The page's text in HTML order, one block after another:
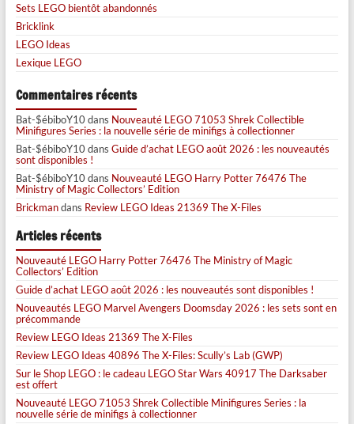
Sets LEGO bientôt abandonnés
Bricklink
LEGO Ideas
Lexique LEGO
Commentaires récents
Bat-$ébiboY10dans Nouveauté LEGO 71053 Shrek Collectible
Minifigures Series : la nouvelle série de minifigs à collectionner
Bat-$ébiboY10dans Guide d’achat LEGO août 2026 : les nouveautés
sont disponibles !
Bat-$ébiboY10dans Nouveauté LEGO Harry Potter 76476 The
Ministry of Magic Collectors’ Edition
Brickmandans Review LEGO Ideas 21369 The X-Files
Articles récents
Nouveauté LEGO Harry Potter 76476 The Ministry of Magic
Collectors’ Edition
Guide d’achat LEGO août 2026 : les nouveautés sont disponibles !
Nouveautés LEGO Marvel Avengers Doomsday 2026 : les sets sont en
précommande
Review LEGO Ideas 21369 The X-Files
Review LEGO Ideas 40896 The X-Files: Scully’s Lab (GWP)
Sur le Shop LEGO : le cadeau LEGO Star Wars 40917 The Darksaber
est offert
Nouveauté LEGO 71053 Shrek Collectible Minifigures Series : la
nouvelle série de minifigs à collectionner